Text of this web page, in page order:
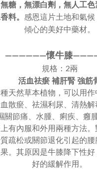
無糖，無漂白劑，無人工色
料。 感恩這片土地和氣
傾心的美好中藥材。
——————懷牛膝——
規格：2兩
活血祛瘀 補肝腎 強筋
天然草本植物，可以用
散瘀、祛濕利尿、清熱
關節痛、水腫、痢疾、癰
有內服和外用兩種方法
疏松或關節退化引起的腰
。其原因是牛膝降下性
好的緩解作用。